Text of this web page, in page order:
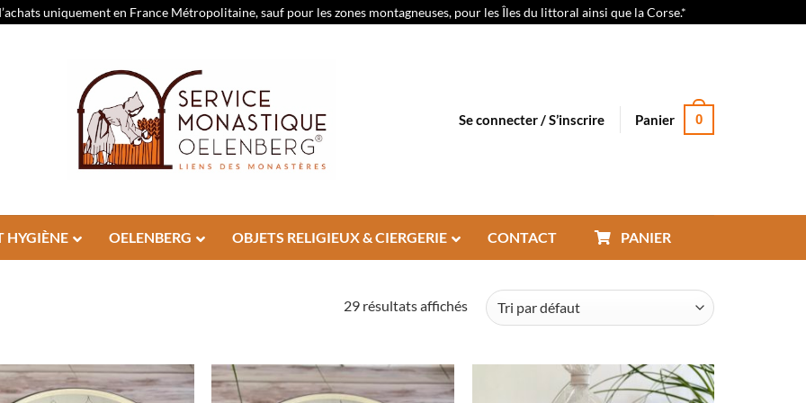
uniquement en France Métropolitaine, sauf pour les zones montagneuses, pour les Îles du littoral ainsi que la Corse.*
Se connecter / S’inscrire Panier 0
HYGIÈNE OELENBERG OBJETS RELIGIEUX & CIERGERIE CONTACT PANIER
29 résultats affichés